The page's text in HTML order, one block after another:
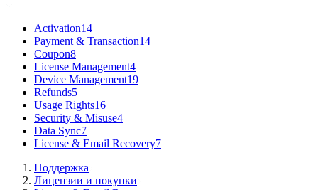
Activation14
Payment & Transaction14
Coupon8
License Management4
Device Management19
Refunds5
Usage Rights16
Security & Misuse4
Data Sync7
License & Email Recovery7
Поддержка
Лицензии и покупки